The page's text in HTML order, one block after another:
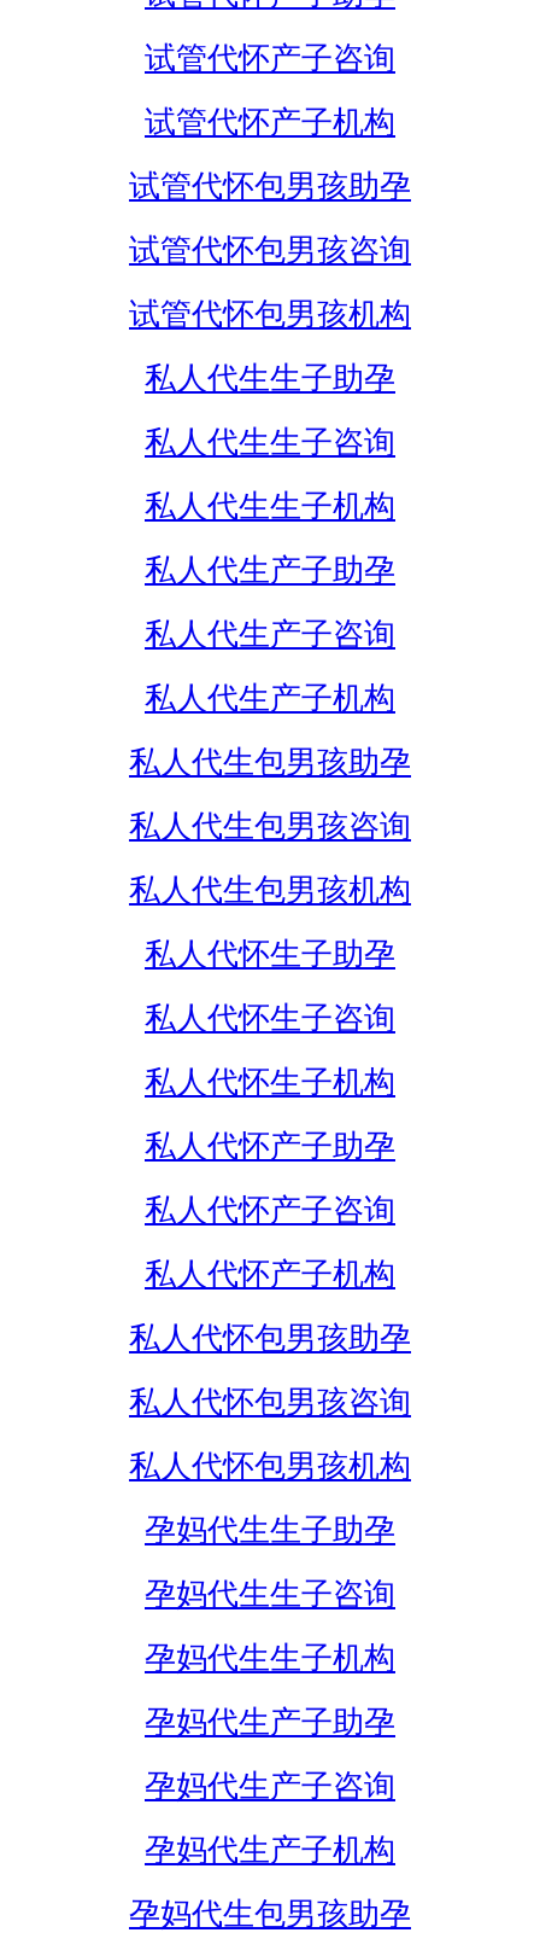
试管代怀产子咨询
试管代怀产子机构
试管代怀包男孩助孕
试管代怀包男孩咨询
试管代怀包男孩机构
私人代生生子助孕
私人代生生子咨询
私人代生生子机构
私人代生产子助孕
私人代生产子咨询
私人代生产子机构
私人代生包男孩助孕
私人代生包男孩咨询
私人代生包男孩机构
私人代怀生子助孕
私人代怀生子咨询
私人代怀生子机构
私人代怀产子助孕
私人代怀产子咨询
私人代怀产子机构
私人代怀包男孩助孕
私人代怀包男孩咨询
私人代怀包男孩机构
孕妈代生生子助孕
孕妈代生生子咨询
孕妈代生生子机构
孕妈代生产子助孕
孕妈代生产子咨询
孕妈代生产子机构
孕妈代生包男孩助孕